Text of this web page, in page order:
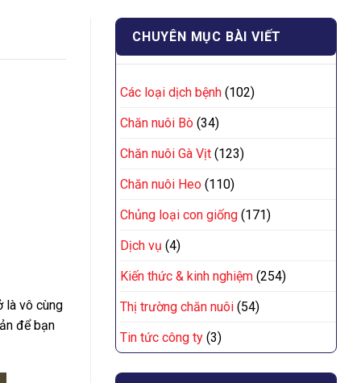
là vô cùng
để bạn
CHUYÊN MỤC BÀI VIẾT
Các loại dịch bệnh (102)
Chăn nuôi Bò (34)
Chăn nuôi Gà Vịt (123)
Chăn nuôi Heo (110)
Chủng loại con giống (171)
Dịch vụ (4)
Kiến thức & kinh nghiệm (254)
Thị trường chăn nuôi (54)
Tin tức công ty (3)